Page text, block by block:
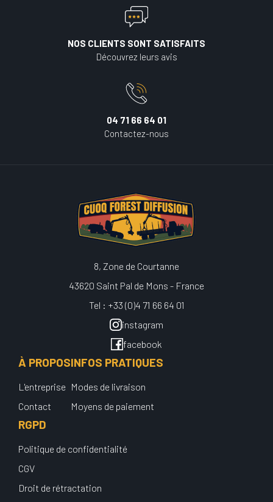
NOS CLIENTS SONT SATISFAITS
Découvrez leurs avis
04 71 66 64 01
Contactez-nous
8, Zone de Courtanne
43620 Saint Pal de Mons - France
Tel : +33 (0)4 71 66 64 01
instagram
facebook
À PROPOS
L'entreprise
Contact
INFOS PRATIQUES
Modes de livraison
Moyens de paiement
RGPD
Politique de confidentialité
CGV
Droit de rétractation